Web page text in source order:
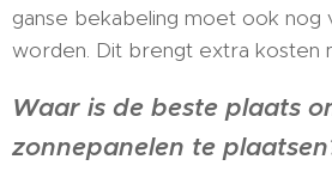
ganse bekabeling moet ook
worden. Dit brengt extra kosten
Waar is de beste plaats
zonnepanelen te